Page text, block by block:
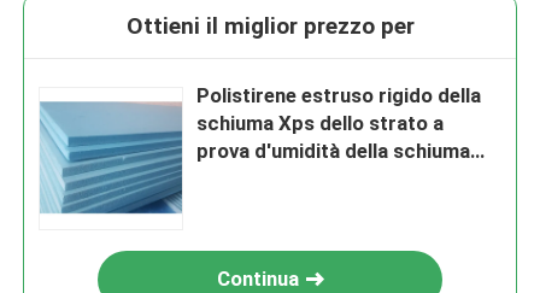
Ottieni il miglior prezzo per
Polistirene estruso rigido della
schiuma Xps dello strato a
prova d'umidità della schiuma
Continua